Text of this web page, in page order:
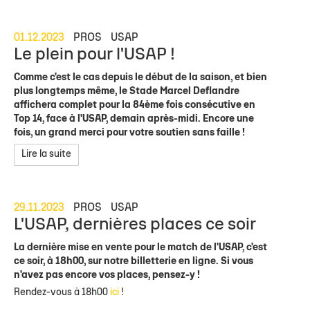
01.12.2023 PROS USAP
Le plein pour l'USAP !
Comme c'est le cas depuis le début de la saison, et bien
plus longtemps même, le Stade Marcel Deflandre
affichera complet pour la 84ème fois consécutive en
Top 14, face à l'USAP, demain après-midi. Encore une
fois, un grand merci pour votre soutien sans faille !
Lire la suite
29.11.2023 PROS USAP
L'USAP, dernières places ce soir
La dernière mise en vente pour le match de l'USAP, c'est
ce soir, à 18h00, sur notre billetterie en ligne. Si vous
n'avez pas encore vos places, pensez-y !
Rendez-vous à 18h00 ici !